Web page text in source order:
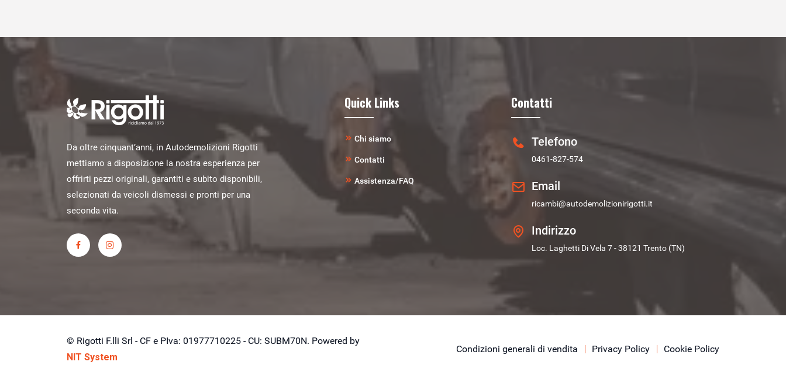
Da oltre cinquant’anni, in Autodemolizioni Rigotti
mettiamo a disposizione la nostra esperienza per
offrirti pezzi originali, garantiti e subito disponibili,
selezionati da veicoli dismessi e pronti per una
seconda vita.
Quick Links
Chi siamo
Contatti
Assistenza/FAQ
Contatti
Telefono
0461-827-574
Email
ricambi@autodemolizionirigotti.it
Indirizzo
Loc. Laghetti Di Vela 7 - 38121 Trento (TN)
© Rigotti F.lli Srl - CF e PIva: 01977710225 - CU: SUBM70N. Powered by
NIT System
Condizioni generali di vendita Privacy Policy Cookie Policy